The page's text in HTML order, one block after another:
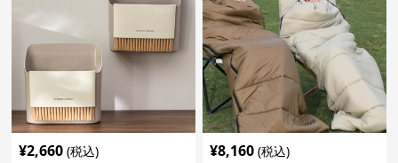
¥2,660 (税込) ¥8,160 (税込)